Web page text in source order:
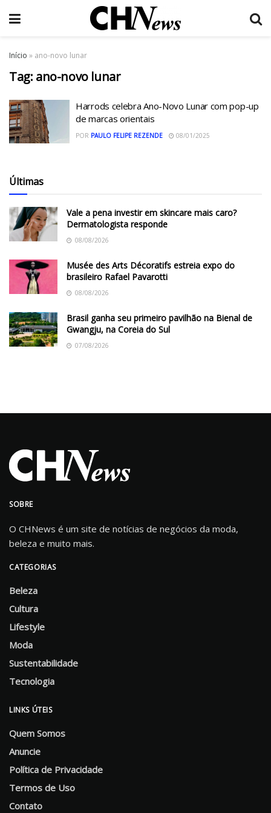
Início » ano-novo lunar
Tag: ano-novo lunar
Harrods celebra Ano-Novo Lunar com pop-up
de marcas orientais
POR PAULO FELIPE REZENDE 08/01/2025
Últimas
Vale a pena investir em skincare mais caro?
Dermatologista responde
08/08/2026
Musée des Arts Décoratifs estreia expo do
brasileiro Rafael Pavarotti
08/08/2026
Brasil ganha seu primeiro pavilhão na Bienal de
Gwangju, na Coreia do Sul
07/08/2026
SOBRE
O CHNews é um site de notícias de negócios da moda,
beleza e muito mais.
CATEGORIAS
Beleza
Cultura
Lifestyle
Moda
Sustentabilidade
Tecnologia
LINKS ÚTEIS
Quem Somos
Anuncie
Política de Privacidade
Termos de Uso
Contato